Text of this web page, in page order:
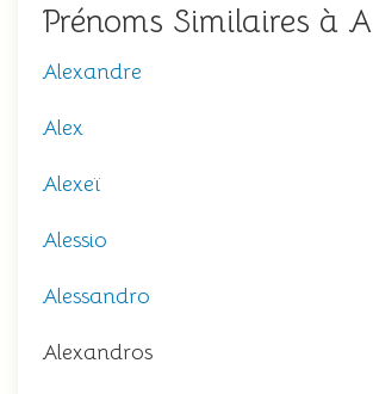
Prénoms Similaires à
Alexandre
Alex
Alexeï
Alessio
Alessandro
Alexandros